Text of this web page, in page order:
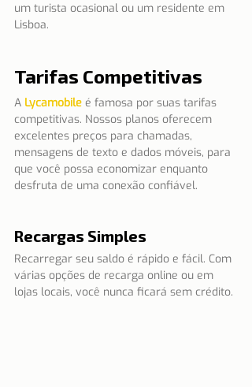
um turista ocasional ou um residente em
Lisboa.
Tarifas Competitivas
A Lycamobile é famosa por suas tarifas
competitivas. Nossos planos oferecem
excelentes preços para chamadas,
mensagens de texto e dados móveis, para
que você possa economizar enquanto
desfruta de uma conexão confiável.
Recargas Simples
Recarregar seu saldo é rápido e fácil. Com
várias opções de recarga online ou em
lojas locais, você nunca ficará sem crédito.